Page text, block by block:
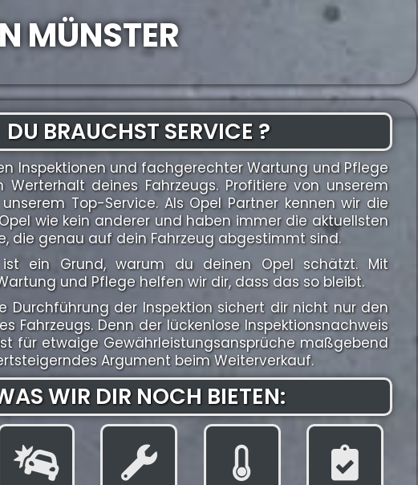
MÜNSTER
DU BRAUCHST SERVICE ?
Inspektionen und fachgerechter Wartung und Pflege
Werterhalt deines Fahrzeugs. Profitiere von unserem
Top-Service. Als Opel Partner kennen wir die
wie kein anderer und haben immer die aktuellsten
die genau auf dein Fahrzeug abgestimmt sind.
ist ein Grund, warum du deinen Opel schätzt. Mit
und Pflege helfen wir dir, dass das so bleibt.
Durchführung der Inspektion sichert dir nicht nur den
Fahrzeugs. Denn der lückenlose Inspektionsnachweis
für etwaige Gewährleistungsansprüche maßgebend
Argument beim Weiterverkauf.
WIR DIR NOCH BIETEN: